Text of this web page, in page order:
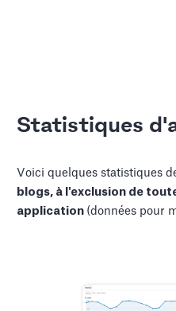
Statistiques
Voici quelques statistiques
blogs, à l'exclusion de
application (données pour